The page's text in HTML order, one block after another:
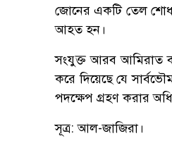
জোনের একটি তেল
আহত হন।
সংযুক্ত আরব আমিরাত
করে দিয়েছে যে
পদক্ষেপ গ্রহণ করার
সূত্র: আল-জাজিরা।